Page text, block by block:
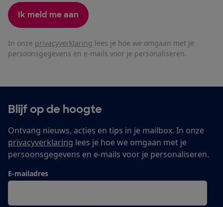
Ik meld me aan
In onze privacyverklaring lees je hoe we omgaan met je
persoonsgegevens en e-mails voor je personaliseren.
Blijf op de hoogte
Ontvang nieuws, acties en tips in je mailbox. In onze
privacyverklaring lees je hoe we omgaan met je
persoonsgegevens en e-mails voor je personaliseren.
E-mailadres